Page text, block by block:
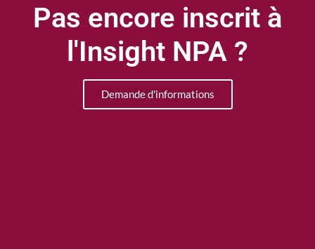
Pas encore inscrit à
l'Insight NPA ?
Demande d'informations